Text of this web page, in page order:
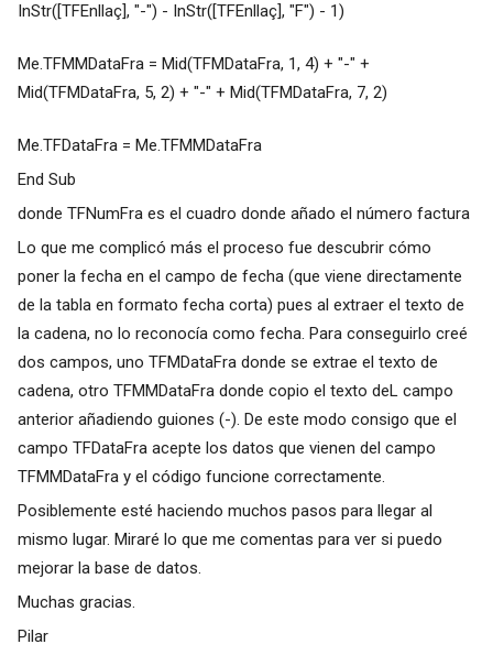
InStr([TFEnllaç], "-") - InStr([TFEnllaç], "F") - 1)
Me.TFMMDataFra = Mid(TFMDataFra, 1, 4) + "-" +
Mid(TFMDataFra, 5, 2) + "-" + Mid(TFMDataFra, 7, 2)
Me.TFDataFra = Me.TFMMDataFra
End Sub
donde TFNumFra es el cuadro donde añado el número factura
Lo que me complicó más el proceso fue descubrir cómo
poner la fecha en el campo de fecha (que viene directamente
de la tabla en formato fecha corta) pues al extraer el texto de
la cadena, no lo reconocía como fecha. Para conseguirlo creé
dos campos, uno TFMDataFra donde se extrae el texto de
cadena, otro TFMMDataFra donde copio el texto deL campo
anterior añadiendo guiones (-). De este modo consigo que el
campo TFDataFra acepte los datos que vienen del campo
TFMMDataFra y el código funcione correctamente.
Posiblemente esté haciendo muchos pasos para llegar al
mismo lugar. Miraré lo que me comentas para ver si puedo
mejorar la base de datos.
Muchas gracias.
Pilar